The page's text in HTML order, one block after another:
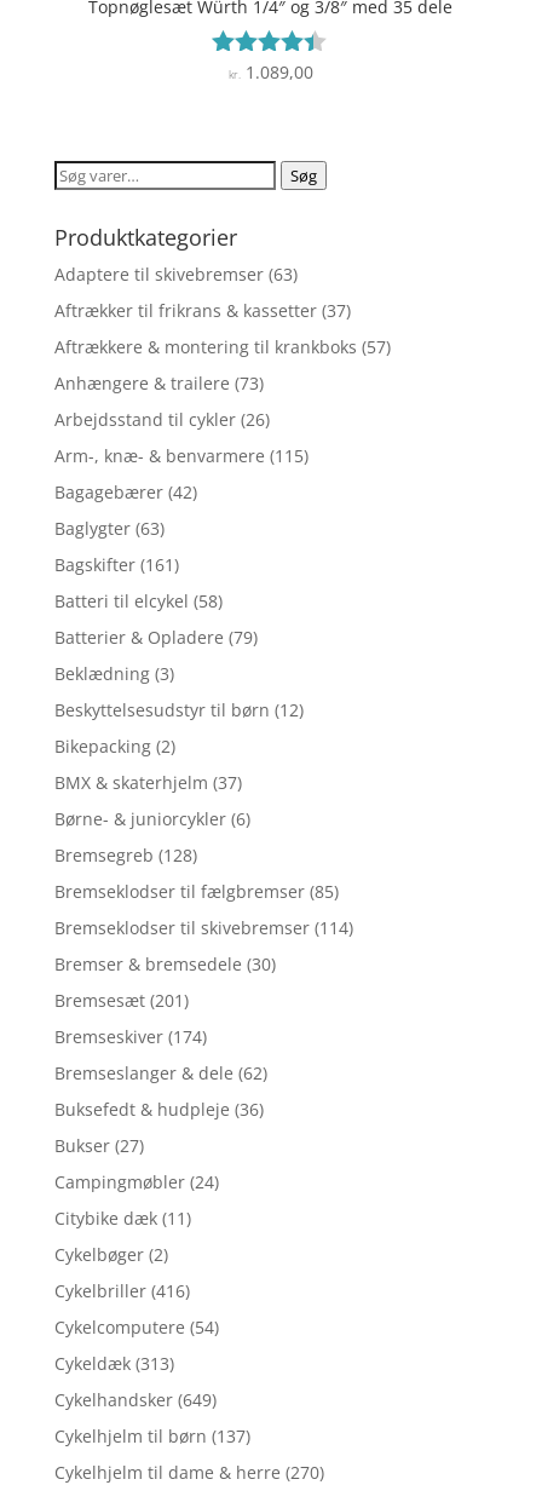
Topnøglesæt Würth 1/4″ og 3/8″ med 35 dele
Vurderet
kr. 1.089,00
Søg
Søg
Produktkategorier
Adaptere til skivebremser (63)
Aftrækker til frikrans & kassetter (37)
Aftrækkere & montering til krankboks (57)
Anhængere & trailere (73)
Arbejdsstand til cykler (26)
Arm-, knæ- & benvarmere (115)
Bagagebærer (42)
Baglygter (63)
Bagskifter (161)
Batteri til elcykel (58)
Batterier & Opladere (79)
Beklædning (3)
Beskyttelsesudstyr til børn (12)
Bikepacking (2)
BMX & skaterhjelm (37)
Børne- & juniorcykler (6)
Bremsegreb (128)
Bremseklodser til fælgbremser (85)
Bremseklodser til skivebremser (114)
Bremser & bremsedele (30)
Bremsesæt (201)
Bremseskiver (174)
Bremseslanger & dele (62)
Buksefedt & hudpleje (36)
Bukser (27)
Campingmøbler (24)
Citybike dæk (11)
Cykelbøger (2)
Cykelbriller (416)
Cykelcomputere (54)
Cykeldæk (313)
Cykelhandsker (649)
Cykelhjelm til børn (137)
Cykelhjelm til dame & herre (270)